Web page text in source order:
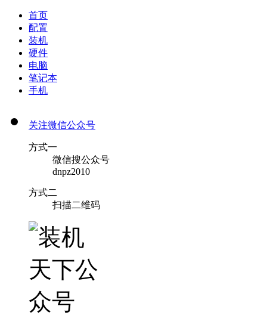
首页
配置
装机
硬件
电脑
笔记本
手机
关注微信公众号
方式一
微信搜公众号
dnpz2010
方式二
扫描二维码